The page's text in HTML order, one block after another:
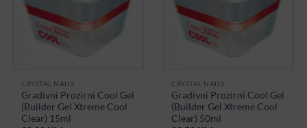
CRYSTAL NAILS
Gradivni Prozirni Cool Gel
(Builder Gel Xtreme Cool
Clear) 15ml
CRYSTAL NAILS
Gradivni Prozirni Cool Gel
(Builder Gel Xtreme Cool
Clear) 50ml